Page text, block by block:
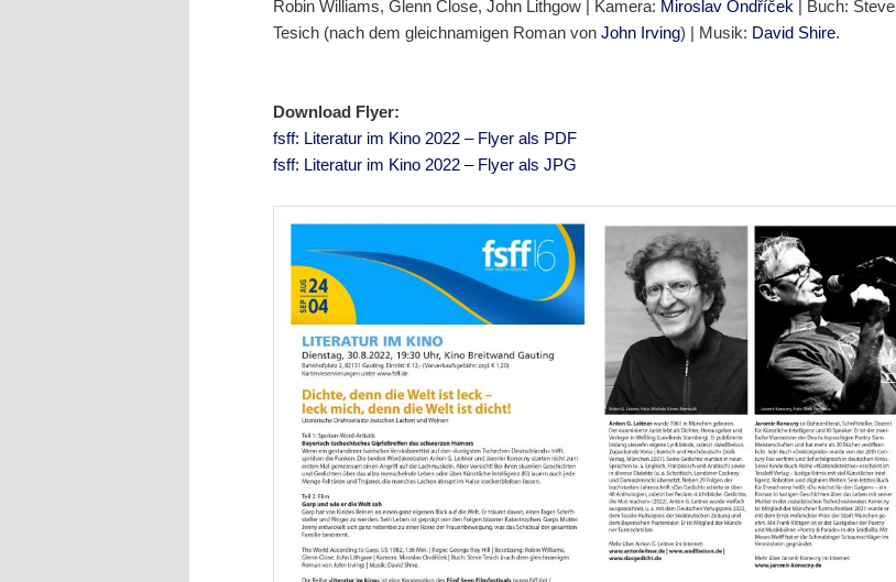
Robin Williams, Glenn Close, John Lithgow | Kamera: Miroslav Ondříček | Buch: Steve
Tesich (nach dem gleichnamigen Roman von John Irving) | Musik: David Shire.
Download Flyer:
fsff: Literatur im Kino 2022 – Flyer als PDF
fsff: Literatur im Kino 2022 – Flyer als JPG